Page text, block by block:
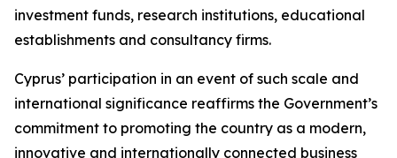
investment funds, research institutions, educational
establishments and consultancy firms.
Cyprus’ participation in an event of such scale and
international significance reaffirms the Government’s
commitment to promoting the country as a modern,
innovative and internationally connected business